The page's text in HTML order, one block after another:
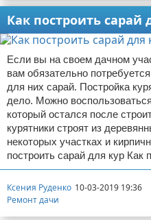
Как построить сарай
Если вы на своем дачном
вам обязательно
для них сарай. Постройка
дело. Можно
который остался после
курятники строят из
некоторых участках и
построить сарай для кур Как
Ксения Руденко 10-03-2019 19:36
Ремонт дачи